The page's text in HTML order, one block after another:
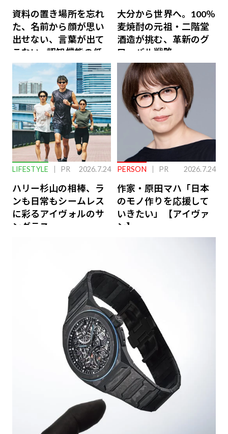
資料の置き場所を忘れ
た、名前から顔が思い
出せない、言葉が出て
こない…認知機能の低
下を救う、脳のインナ
ーケアとは
大分から世界へ。100％
麦焼酎の元祖・二階堂
酒造が挑む、革新のグ
ローバル戦略
LIFESTYLE PR 2026.7.24
ハリー杉山の相棒、ラ
ンも日常もシームレス
に彩るアイヴォルのサ
ングラス
PERSON PR 2026.7.24
作家・原田マハ「日本
のモノ作りを応援して
いきたい」【アイヴァ
ン】